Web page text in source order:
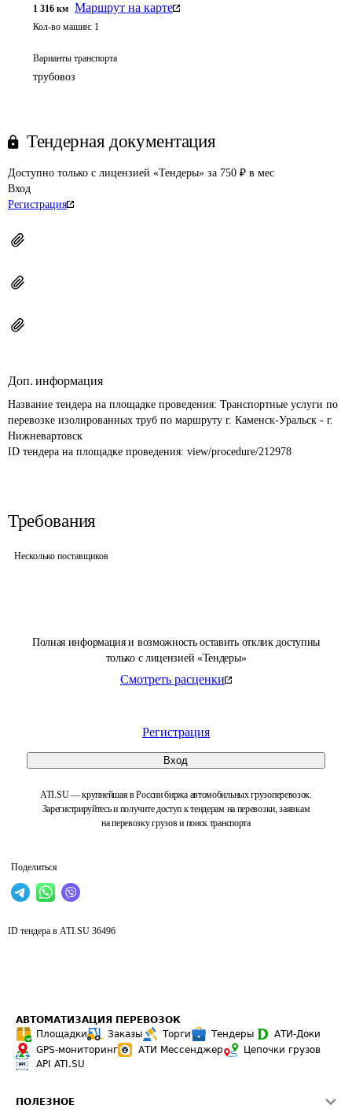
Полная информация и возможность оставить отклик доступны
только с лицензией «Тендеры»
Смотреть расценки
Регистрация
Вход
ATI.SU — крупнейшая в России биржа автомобильных грузоперевозок.
Зарегистрируйтесь и получите доступ к тендерам на перевозки, заявкам
на перевозку грузов и поиск транспорта
Поделиться
1 316 км Маршрут на карте
Кол-во машин: 1
Варианты транспорта
трубовоз
Тендерная документация
Доступно только с лицензией «Тендеры» за 750 ₽ в мес
Вход
Регистрация
Доп. информация
Название тендера на площадке проведения: Транспортные услуги по
перевозке изолированных труб по маршруту г. Каменск-Уральск - г.
Нижневартовск
ID тендера на площадке проведения: view/procedure/212978
Требования
Несколько поставщиков
ID тендера в ATI.SU 36496
АВТОМАТИЗАЦИЯ ПЕРЕВОЗОК
Площадки
Заказы Торги Тендеры
АТИ-Доки
GPS-мониторинг
АТИ Мессенджер
Цепочки грузов
API ATI.SU
ПОЛЕЗНОЕ